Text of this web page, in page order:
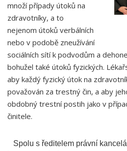
množí případy útoků na
zdravotníky, a to
nejenom útoků verbálních
nebo v podobě zneužívání
sociálních sítí k podvodům a
bohužel také útoků fyzických.
aby každý fyzický útok na
považován za trestný čin, a aby
obdobný trestní postih jako v
činitele.
Spolu s ředitelem právní